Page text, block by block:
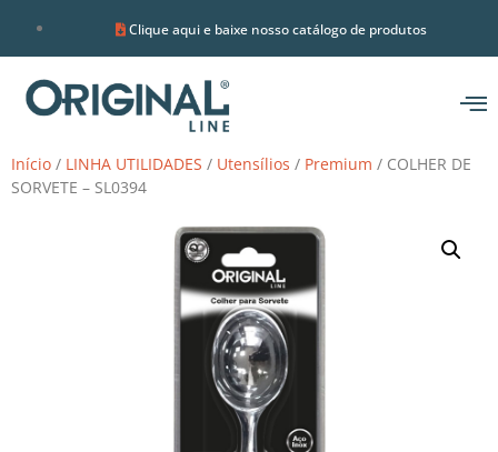
Clique aqui e baixe nosso catálogo de produtos
Início / LINHA UTILIDADES / Utensílios / Premium / COLHER DE
SORVETE – SL0394